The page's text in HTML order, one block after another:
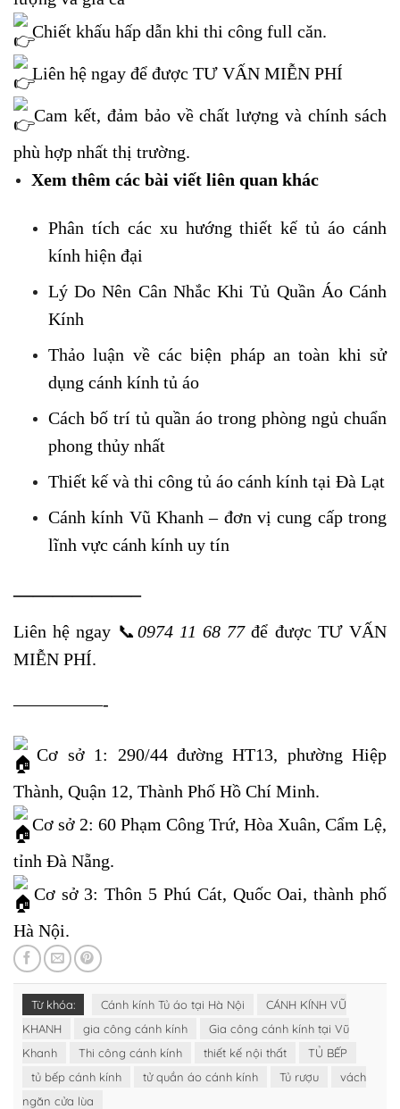
Chiết khấu hấp dẫn khi thi công full căn.
Liên hệ ngay để được TƯ VẤN MIỄN PHÍ
Cam kết, đảm bảo về chất lượng và chính sách
phù hợp nhất thị trường.
Xem thêm các bài viết liên quan khác
Phân tích các xu hướng thiết kế tủ áo cánh
kính hiện đại
Lý Do Nên Cân Nhắc Khi Tủ Quần Áo Cánh
Kính
Thảo luận về các biện pháp an toàn khi sử
dụng cánh kính tủ áo
Cách bố trí tủ quần áo trong phòng ngủ chuẩn
phong thủy nhất
Thiết kế và thi công tủ áo cánh kính tại Đà Lạt
Cánh kính Vũ Khanh – đơn vị cung cấp trong
lĩnh vực cánh kính uy tín
——————–
Liên hệ ngay 📞 0974 11 68 77để được TƯ VẤN
MIỄN PHÍ.
—————-
Cơ sở 1: 290/44 đường HT13, phường Hiệp
Thành, Quận 12, Thành Phố Hồ Chí Minh.
Cơ sở 2: 60 Phạm Công Trứ, Hòa Xuân, Cẩm Lệ,
tỉnh Đà Nẵng.
Cơ sở 3: Thôn 5 Phú Cát, Quốc Oai, thành phố
Hà Nội.
Từ khóa: Cánh kính Tủ áo tại Hà Nội
CÁNH KÍNH VŨ
KHANH
gia công cánh kính
Gia công cánh kính tại Vũ
Khanh
Thi công cánh kính thiết kế nội thất
TỦ BẾP
tủ bếp cánh kính
tử quần áo cánh kính Tủ rượu
vách
ngăn cửa lùa